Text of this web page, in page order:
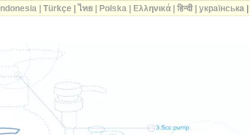
Indonesia| Türkçe ไทย| Polska| Ελληνικά| हिन्दी| українська|